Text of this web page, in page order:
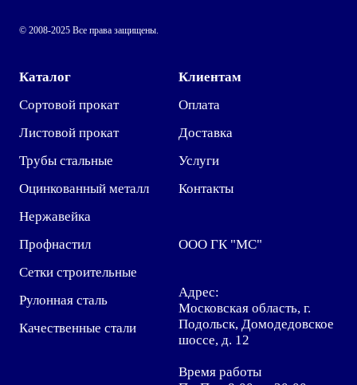
© 2008-2025 Все права защищены.
Каталог
Сортовой прокат
Листовой прокат
Трубы стальные
Оцинкованный металл
Нержавейка
Профнастил
Сетки строительные
Рулонная сталь
Качественные стали
Клиентам
Оплата
Доставка
Услуги
Контакты
ООО ГК "МС"
Адрес:
Московская область, г.
Подольск, Домодедовское
шоссе, д. 12
Время работы